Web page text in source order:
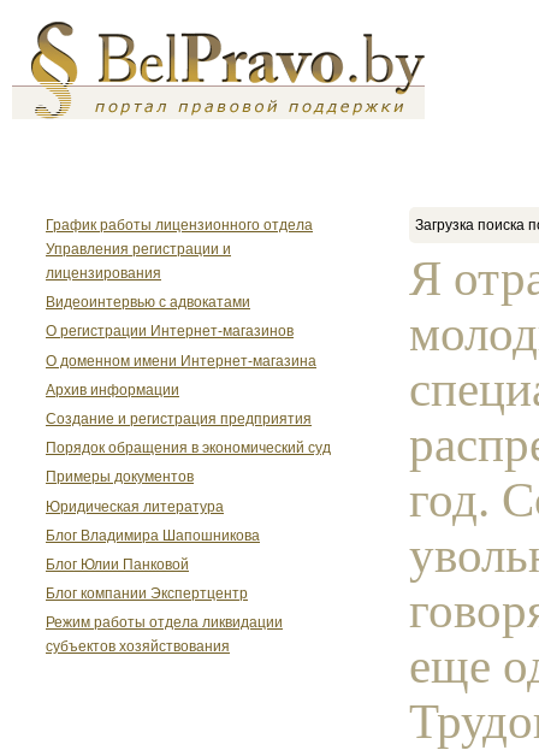
График работы лицензионного отдела
Управления регистрации и
лицензирования
Видеоинтервью с адвокатами
О регистрации Интернет-магазинов
О доменном имени Интернет-магазина
Архив информации
Создание и регистрация предприятия
Порядок обращения в экономический суд
Примеры документов
Юридическая литература
Блог Владимира Шапошникова
Блог Юлии Панковой
Блог компании Экспертцентр
Режим работы отдела ликвидации
субъектов хозяйствования
Загрузка поиска
Я
год.
еще